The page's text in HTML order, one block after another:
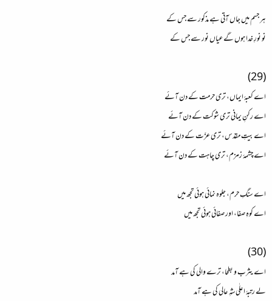
ہر جسم میں جاں آتی ہے مذکور سے جس کے
نو نورِ خدا ہوں گے عیاں نور سے جس کے
(29)
اے کعبۂ ایماں، تری حرمت کے دن آئے
اے رکنِ یمانی تری شوکت کے دن آئے
اے بیتِ مقدّس، تری عزّت کے دن آئے
اے چشمۂ زمزم، تری چاہت کے دن آئے
اے سنگِ حرم، جلوہ نمائی ہوئی تجھ میں
اے کوہِ صفا، اور صفائی ہوئی تجھ میں
(30)
اے یثرب و بطحا، ترے والی کی ہے آمد
لے رتبۂ اعلٰی شہِ عالی کی ہے آمد